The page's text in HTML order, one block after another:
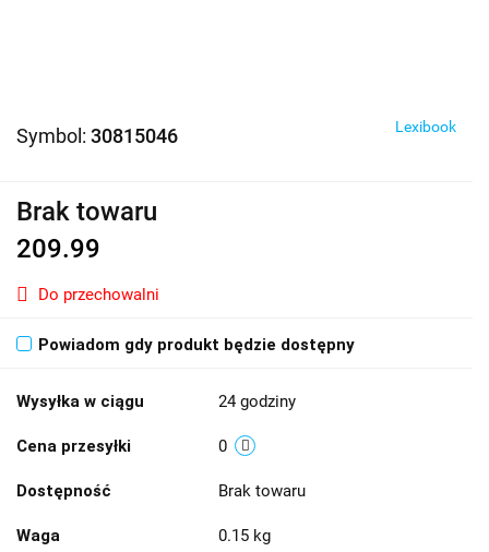
Symbol: 30815046 Lexibook
Brak towaru
209.99
Do przechowalni
Powiadom gdy produkt będzie dostępny
Wysyłka w ciągu 24 godziny
Cena przesyłki 0
Dostępność Brak towaru
Waga 0.15 kg